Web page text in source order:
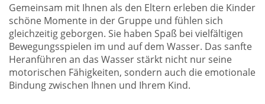
Gemeinsam mit Ihnen als den Eltern erleben die Kinder
schöne Momente in der Gruppe und fühlen sich
gleichzeitig geborgen. Sie haben Spaß bei vielfältigen
Bewegungsspielen im und auf dem Wasser. Das sanfte
Heranführen an das Wasser stärkt nicht nur seine
motorischen Fähigkeiten, sondern auch die emotionale
Bindung zwischen Ihnen und Ihrem Kind.